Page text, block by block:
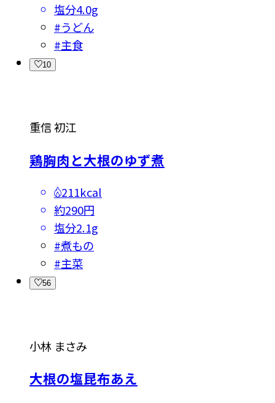
塩分4.0g
#うどん
#主食
10
重信 初江
鶏胸肉と大根のゆず煮
211kcal
約290円
塩分2.1g
#煮もの
#主菜
56
小林 まさみ
大根の塩昆布あえ